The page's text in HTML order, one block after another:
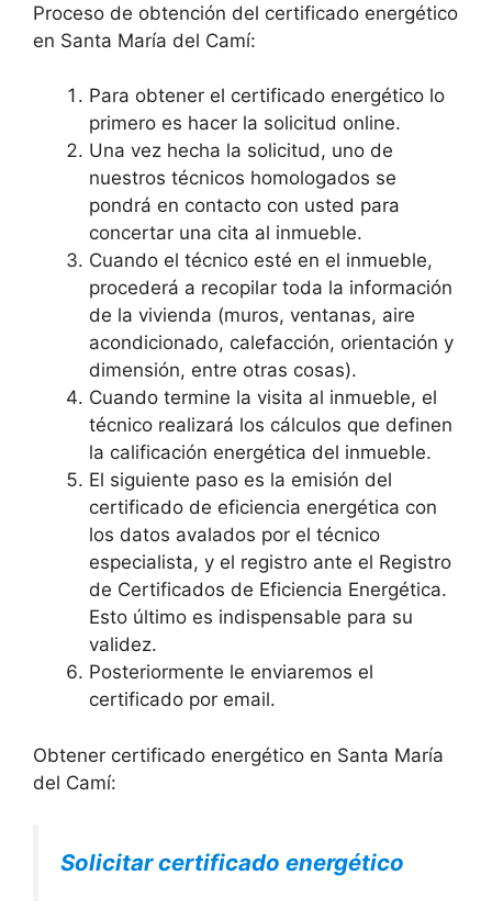
Proceso de obtención del certificado energético
en Santa María del Camí:
Para obtener el certificado energético lo
primero es hacer la solicitud online.
Una vez hecha la solicitud, uno de
nuestros técnicos homologados se
pondrá en contacto con usted para
concertar una cita al inmueble.
Cuando el técnico esté en el inmueble,
procederá a recopilar toda la información
de la vivienda (muros, ventanas, aire
acondicionado, calefacción, orientación y
dimensión, entre otras cosas).
Cuando termine la visita al inmueble, el
técnico realizará los cálculos que definen
la calificación energética del inmueble.
El siguiente paso es la emisión del
certificado de eficiencia energética con
los datos avalados por el técnico
especialista, y el registro ante el Registro
de Certificados de Eficiencia Energética.
Esto último es indispensable para su
validez.
Posteriormente le enviaremos el
certificado por email.
Obtener certificado energético en Santa María
del Camí:
Solicitar certificado energético